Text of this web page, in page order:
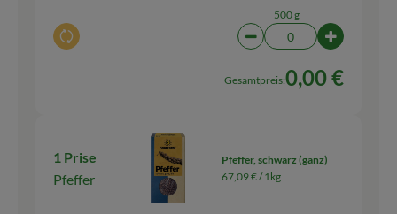
Auswahl ändern
500 g
Artikelanzahl
Gesamtpreis:0,00 €
1 Prise
Pfeffer
Pfeffer, schwarz (ganz)
67,09 € /1kg